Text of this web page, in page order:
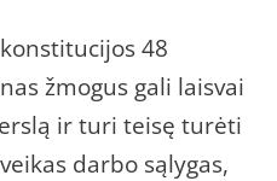
48
žmogus gali laisvai
ir turi teisę turėti
darbo sąlygas,